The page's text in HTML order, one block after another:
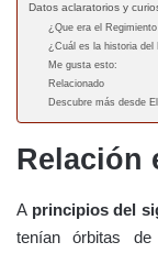
Datos aclaratorios y
¿Que era el
¿Cuál es la historia del
Me gusta esto:
Relacionado
Descubre más desde
Relación
A principios del
tenían órbitas